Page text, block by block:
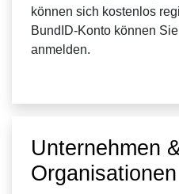
können sich kostenlos
BundID-Konto können
anmelden.
Unternehmen
Organisationen